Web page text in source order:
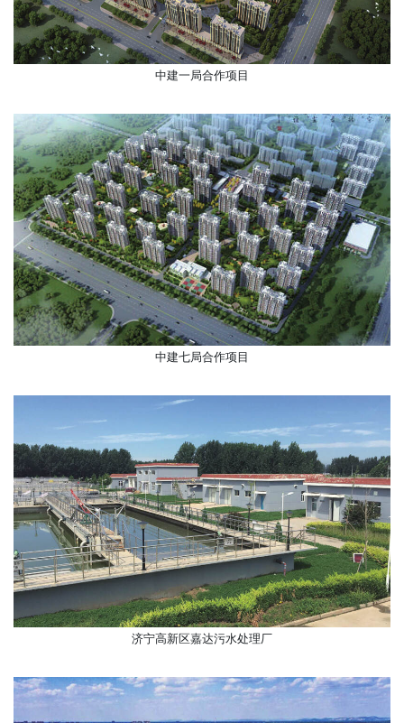
中建一局合作项目
中建七局合作项目
济宁高新区嘉达污水处理厂